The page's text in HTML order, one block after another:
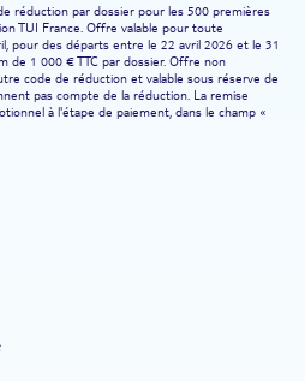
réduction par dossier pour les 500 premières
TUI France. Offre valable pour toute
pour des départs entre le 22 avril 2026 et le 31
de 1 000 € TTC par dossier. Offre non
code de réduction et valable sous réserve de
pas compte de la réduction. La remise
à l'étape de paiement, dans le champ «